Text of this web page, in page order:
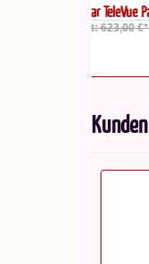
Okular
Statt: